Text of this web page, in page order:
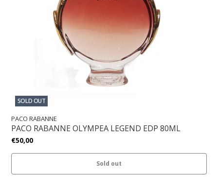
SOLD OUT
PACO RABANNE
PACO RABANNE OLYMPEA LEGEND EDP 80ML
€50,00
Sold out